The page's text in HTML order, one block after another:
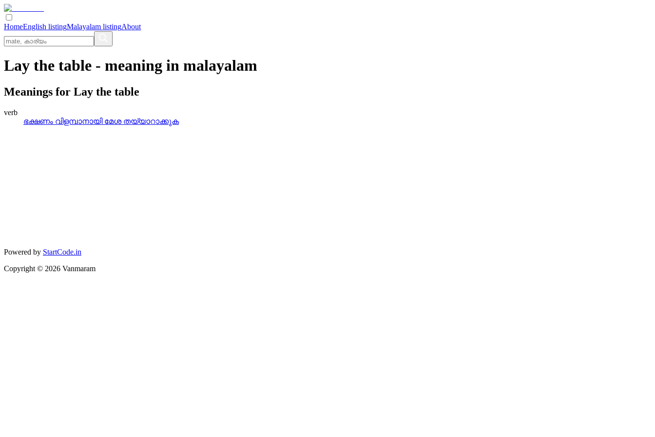
HomeEnglish listingMalayalam listingAbout
Lay the table - meaning in malayalam
Meanings for Lay the table
verb
ഭക്ഷണം വിളമ്പാനായി മേശ തയ്യാറാക്കുക
Powered by StartCode.in
Copyright © 2026 Vanmaram